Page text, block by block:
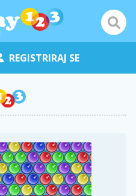
REGISTRIRAJ SE